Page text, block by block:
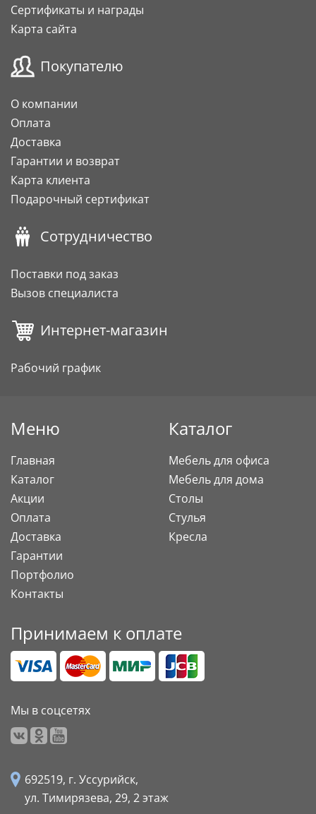
Сертификаты и награды
Карта сайта
Покупателю
О компании
Оплата
Доставка
Гарантии и возврат
Карта клиента
Подарочный сертификат
Сотрудничество
Поставки под заказ
Вызов специалиста
Интернет-магазин
Рабочий график
Меню
Главная
Каталог
Акции
Оплата
Доставка
Гарантии
Портфолио
Контакты
Каталог
Мебель для офиса
Мебель для дома
Столы
Стулья
Кресла
Принимаем к оплате
Мы в соцсетях
692519, г. Уссурийск,
ул. Тимирязева, 29, 2 этаж